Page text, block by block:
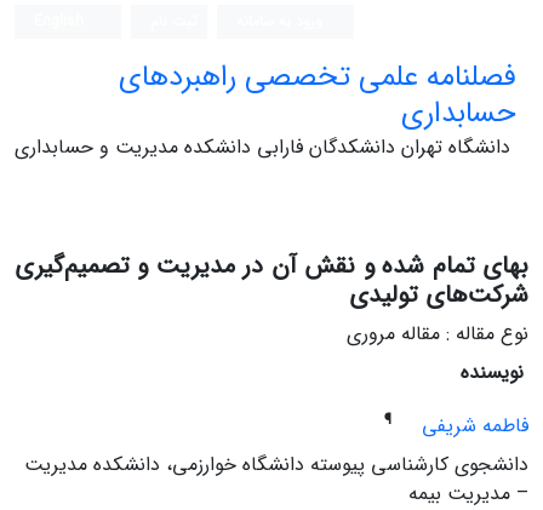
فصلنامه علمی تخصصی راهبردهای
حسابداری
دانشگاه تهران دانشکدگان فارابی دانشکده مدیریت و حسابداری
بهای تمام شده و نقش آن در مدیریت و تصمیم‌گیری
شرکت‌های تولیدی
نوع مقاله : مقاله مروری
نویسنده
فاطمه شریفی
¶
دانشجوی کارشناسی پیوسته دانشگاه خوارزمی، دانشکده مدیریت
– مدیریت بیمه